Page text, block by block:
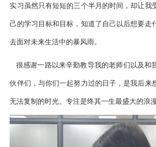
实习虽然只有短短的三个半月的时间，却让我
己的学习目标和目标，知道了自己以后想要走
去面对未来生活中的暴风雨。
很感谢一路以来辛勤教导我的老师们以及和
伙伴们，与你们一起努力过的日子，是我后来
无法复制的时光。专注是终其一生最盛大的浪漫